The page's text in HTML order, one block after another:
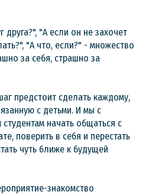
"А если он не захочет
"А что, если?" - множество
за себя, страшно за
предстоит сделать каждому,
с детьми. И мы с
начать общаться с
поверить в себя и перестать
чуть ближе к будущей
знакомство